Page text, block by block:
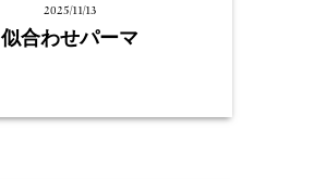
2025/11/13
似合わせパーマ